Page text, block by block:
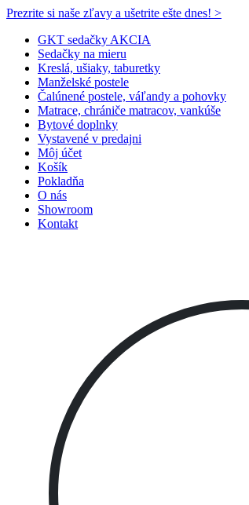
Prezrite si naše zľavy a ušetrite ešte dnes! >​
GKT sedačky AKCIA
Sedačky na mieru
Kreslá, ušiaky, taburetky
Manželské postele
Čalúnené postele, váľandy a pohovky
Matrace, chrániče matracov, vankúše
Bytové doplnky
Vystavené v predajni
Môj účet
Košík
Pokladňa
O nás
Showroom
Kontakt